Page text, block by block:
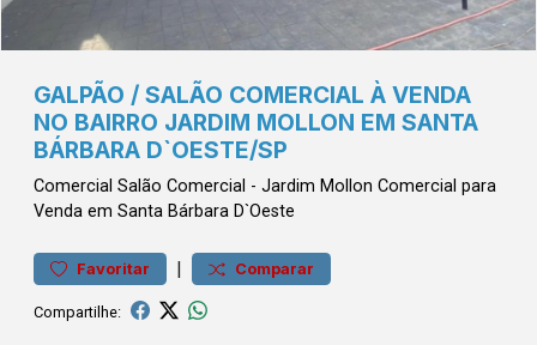
GALPÃO / SALÃO COMERCIAL À VENDA
NO BAIRRO JARDIM MOLLON EM SANTA
BÁRBARA D`OESTE/SP
Comercial Salão Comercial - Jardim Mollon Comercial para
Venda em Santa Bárbara D`Oeste
Favoritar | Comparar
Compartilhe: